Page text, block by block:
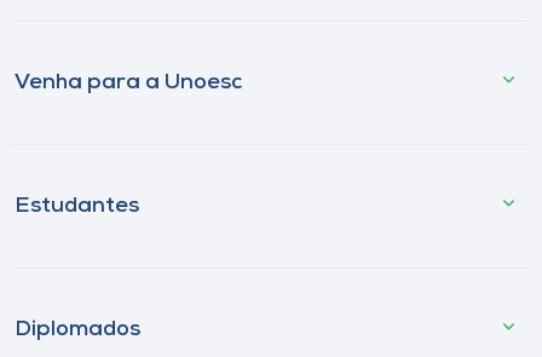
Venha para a Unoesc
Estudantes
Diplomados